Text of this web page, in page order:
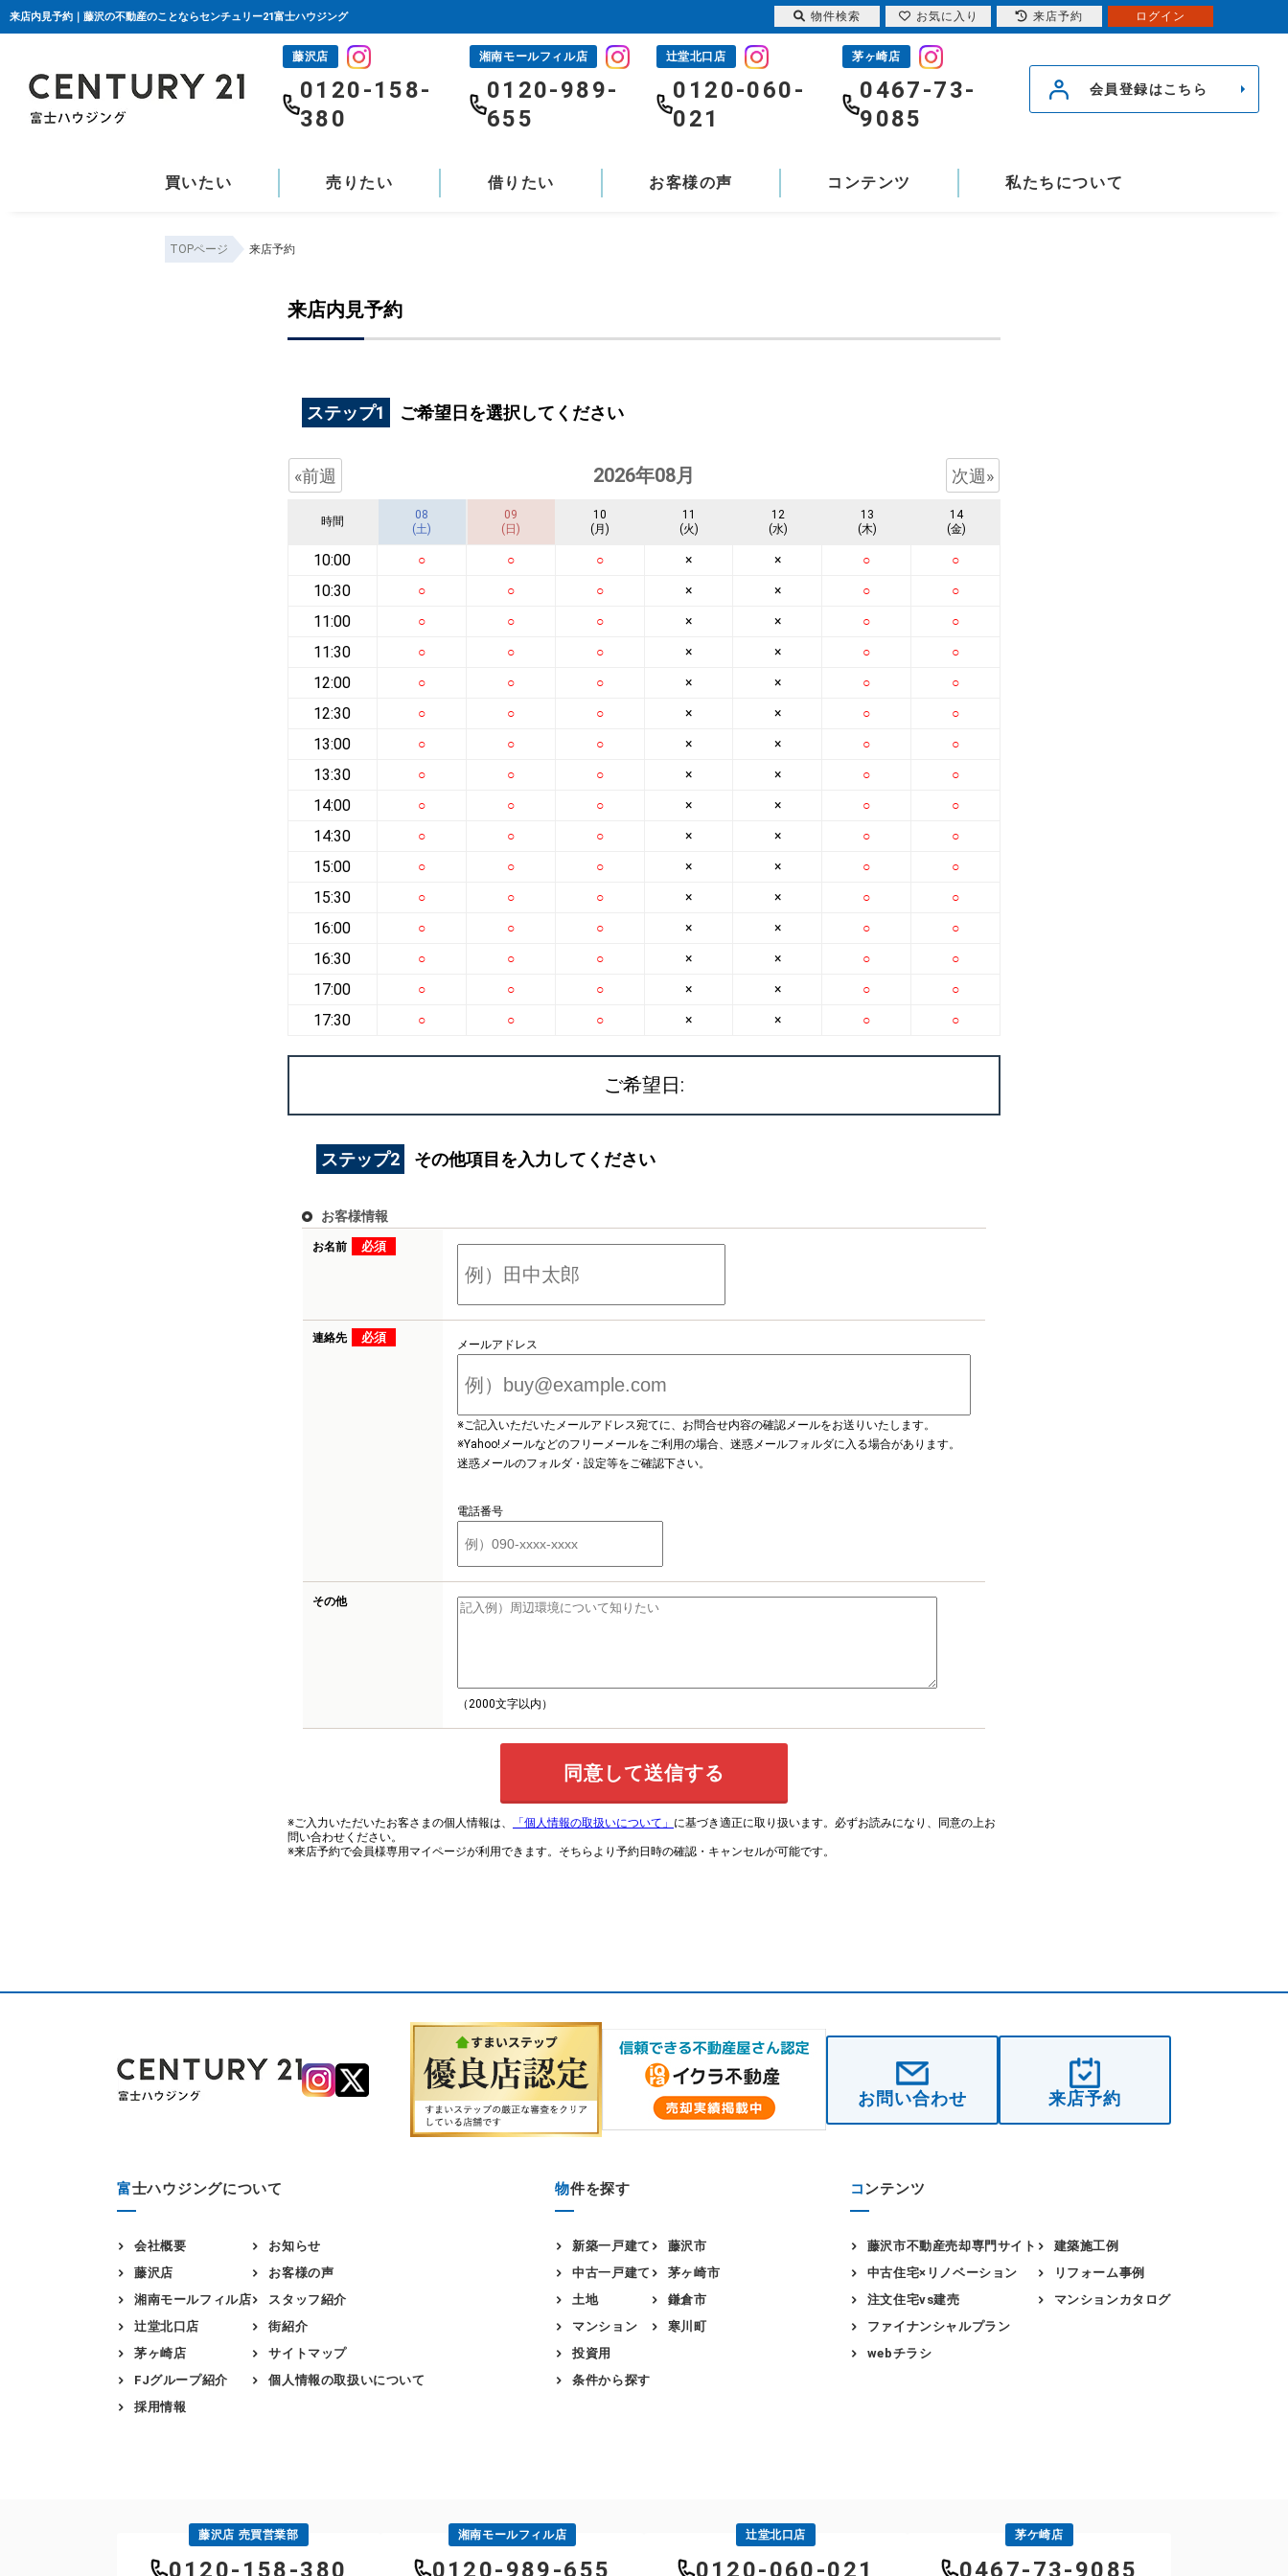
来店内見予約｜藤沢の不動産のことならセンチュリー21富士ハウジング
藤沢店
0120-158-
380
湘南モールフィル店
0120-989-
655
辻堂北口店
0120-060-
021
茅ヶ崎店
0467-73-
9085
会員登録はこちら
買いたい 売りたい 借りたい お客様の声 コンテンツ 私たちについて
TOPページ 来店予約
来店内見予約
ステップ1 ご希望日を選択してください
«前週 2026年08月 次週»
時間
10:00
10:30
11:00
11:30
12:00
12:30
13:00
13:30
14:00
14:30
15:00
15:30
16:00
16:30
17:00
17:30
08
(土)
○
○
○
○
○
○
○
○
○
○
○
○
○
○
○
○
09
(日)
○
○
○
○
○
○
○
○
○
○
○
○
○
○
○
○
10
(月)
○
○
○
○
○
○
○
○
○
○
○
○
○
○
○
○
11
(火)
×
×
×
×
×
×
×
×
×
×
×
×
×
×
×
×
12
(水)
×
×
×
×
×
×
×
×
×
×
×
×
×
×
×
×
13
(木)
○
○
○
○
○
○
○
○
○
○
○
○
○
○
○
○
14
(金)
○
○
○
○
○
○
○
○
○
○
○
○
○
○
○
○
ご希望日:
ステップ2 その他項目を入力してください
お客様情報
お名前 必須
連絡先 必須 メールアドレス
※ご記入いただいたメールアドレス宛てに、お問合せ内容の確認メールをお送りいたします。
※Yahoo!メールなどのフリーメールをご利用の場合、迷惑メールフォルダに入る場合があります。
迷惑メールのフォルダ・設定等をご確認下さい。
電話番号
その他
（2000文字以内）
※ご入力いただいたお客さまの個人情報は、 「個人情報の取扱いについて」 に基づき適正に取り扱います。必ずお読みになり、同意の上お
問い合わせください。
※来店予約で会員様専用マイページが利用できます。そちらより予約日時の確認・キャンセルが可能です。
お問い合わせ 来店予約
富士ハウジングについて
会社概要
藤沢店
湘南モールフィル店
辻堂北口店
茅ヶ崎店
FJグループ紹介
採用情報
お知らせ
お客様の声
スタッフ紹介
街紹介
サイトマップ
個人情報の取扱いについて
物件を探す
新築一戸建て
中古一戸建て
土地
マンション
投資用
条件から探す
藤沢市
茅ヶ崎市
鎌倉市
寒川町
コンテンツ
藤沢市不動産売却専門サイト
中古住宅×リノベーション
注文住宅vs建売
ファイナンシャルプラン
webチラシ
建築施工例
リフォーム事例
マンションカタログ
藤沢店 売買営業部
0120-158-380
湘南モールフィル店
0120-989-655
辻堂北口店
0120-060-021
茅ケ崎店
0467-73-9085
物件検索 お気に入り 来店予約 ログイン